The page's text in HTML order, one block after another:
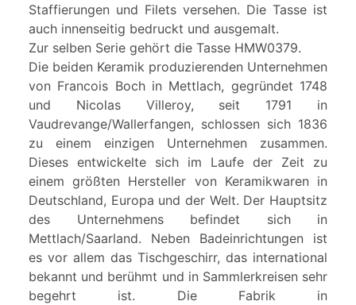
Staffierungen und Filets versehen. Die Tasse ist
auch innenseitig bedruckt und ausgemalt.
Zur selben Serie gehört die Tasse HMW0379.
Die beiden Keramik produzierenden Unternehmen
von Francois Boch in Mettlach, gegründet 1748
und Nicolas Villeroy, seit 1791 in
Vaudrevange/Wallerfangen, schlossen sich 1836
zu einem einzigen Unternehmen zusammen.
Dieses entwickelte sich im Laufe der Zeit zu
einem größten Hersteller von Keramikwaren in
Deutschland, Europa und der Welt. Der Hauptsitz
des Unternehmens befindet sich in
Mettlach/Saarland. Neben Badeinrichtungen ist
es vor allem das Tischgeschirr, das international
bekannt und berühmt und in Sammlerkreisen sehr
begehrt ist. Die Fabrik in